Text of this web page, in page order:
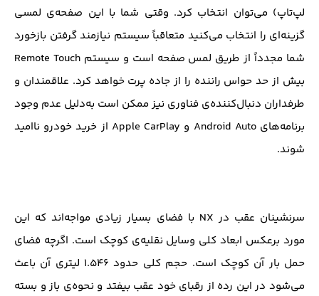
لپ‌تاپ) می‌توان انتخاب کرد. وقتی شما با این صفحه‌ی لمسی
گزینه‌ای را انتخاب می‌کنید متعاقباً سیستم نیازمند گرفتن بازخورد
شما مجدداً از طریق لمس صفحه است و سیستم Remote Touch
بیش از حد حواس راننده را از جاده پرت خواهد کرد. علاقمندان و
طرفداران دنبال‌کننده‌ی فناوری نیز ممکن است به‌دلیل عدم وجود
برنامه‌های Android Auto و Apple CarPlay از خرید خودرو ناامید
شوند.
سرنشینان عقب در NX با فضای بسیار زیادی مواجه‌اند که این
مورد برعکس ابعاد کلی وسایل نقلیه‌ی کوچک است. اگرچه فضای
حمل بار آن کوچک است. حجم کلی حدود ۱.۵۴۶ لیتری آن باعث
می‌شود در این رده از رقبای خود عقب بیفتد و نحوه‌ی باز و بسته